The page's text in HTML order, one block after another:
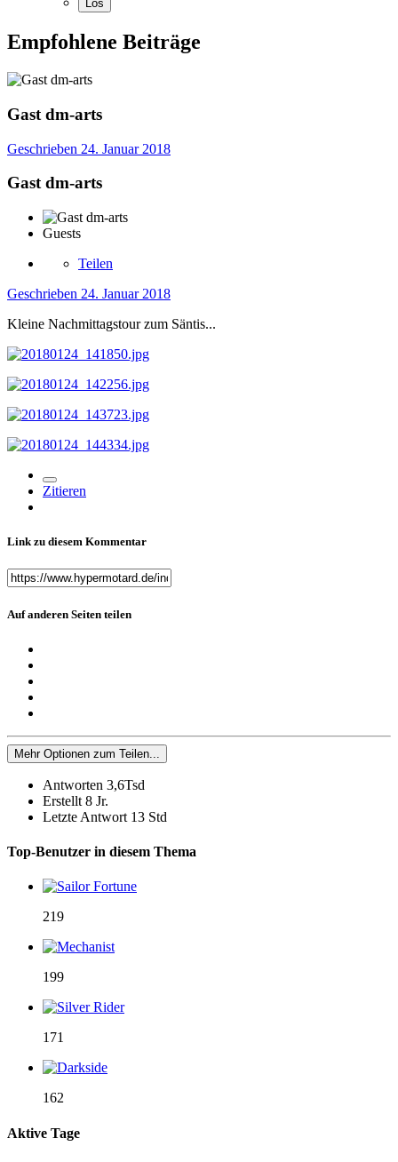
Empfohlene Beiträge
Gast dm-arts
Geschrieben 24. Januar 2018
Gast dm-arts
Guests
Teilen
Geschrieben 24. Januar 2018
Kleine Nachmittagstour zum Säntis...
Zitieren
Link zu diesem Kommentar
Auf anderen Seiten teilen
Mehr Optionen zum Teilen...
Antworten 3,6Tsd
Erstellt 8 Jr.
Letzte Antwort 13 Std
Top-Benutzer in diesem Thema
219
199
171
162
Aktive Tage